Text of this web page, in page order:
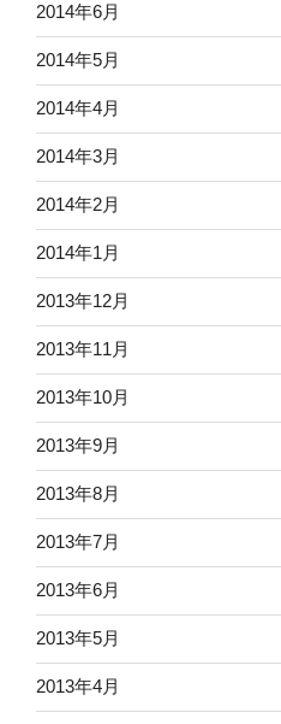
2014年6月
2014年5月
2014年4月
2014年3月
2014年2月
2014年1月
2013年12月
2013年11月
2013年10月
2013年9月
2013年8月
2013年7月
2013年6月
2013年5月
2013年4月